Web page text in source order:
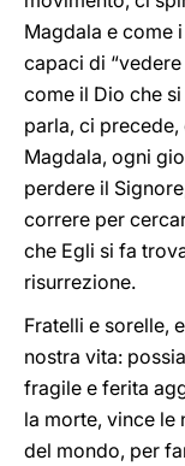
Magdala e come
capaci di
come il Dio che
parla, ci
Magdala, ogni
perdere il
correre per
che Egli si fa
risurrezione.
Fratelli e sorelle,
nostra vita:
fragile e ferita
la morte, vince le
del mondo, per